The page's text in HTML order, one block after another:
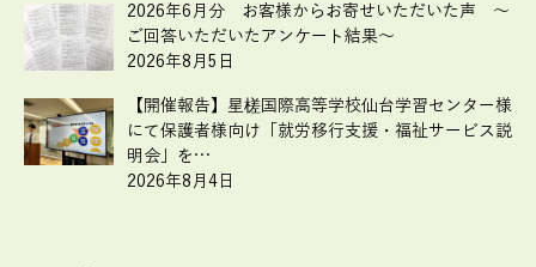
2026年6月分 お客様からお寄せいただいた声 ～
ご回答いただいたアンケート結果～
2026年8月5日
【開催報告】星槎国際高等学校仙台学習センター様
にて保護者様向け「就労移行支援・福祉サービス説
明会」を…
2026年8月4日